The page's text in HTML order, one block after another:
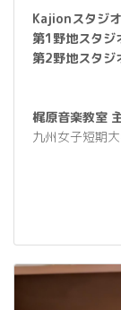
Kajionスタジオ
第1野地スタジ
第2野地スタジ
梶原音楽教室
九州女子短期